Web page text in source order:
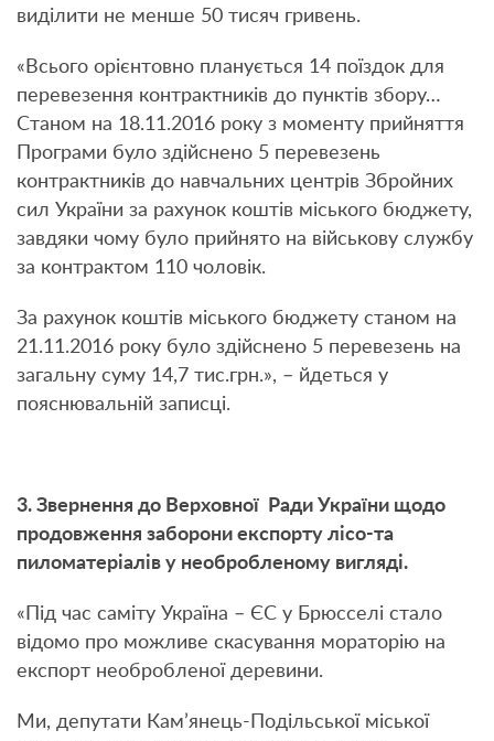
виділити не менше 50 тисяч гривень.
«Всього орієнтовно планується 14 поїздок для
перевезення контрактників до пунктів збору…
Станом на 18.11.2016 року з моменту прийняття
Програми було здійснено 5 перевезень
контрактників до навчальних центрів Збройних
сил України за рахунок коштів міського бюджету,
завдяки чому було прийнято на військову службу
за контрактом 110 чоловік.
За рахунок коштів міського бюджету станом на
21.11.2016 року було здійснено 5 перевезень на
загальну суму 14,7 тис.грн.», – йдеться у
пояснювальній записці.
3. Звернення до Верховної Ради України щодо
продовження заборони експорту лісо-та
пиломатеріалів у необробленому вигляді.
«Під час саміту Україна – ЄС у Брюсселі стало
відомо про можливе скасування мораторію на
експорт необробленої деревини.
Ми, депутати Кам’янець-Подільської міської